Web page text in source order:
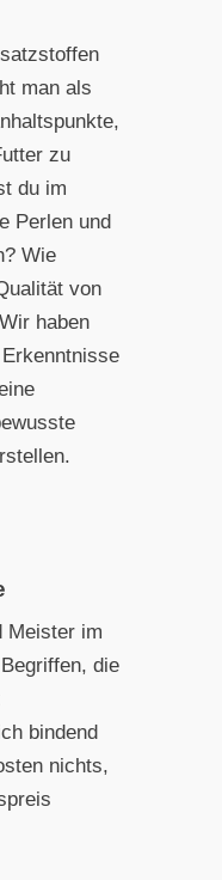
man als
zu
du im
Perlen und
Wie
von
haben
Meister im
die
bindend
nichts,